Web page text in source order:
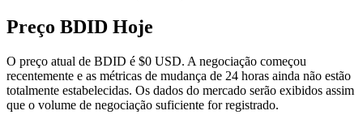
Futuros usando USDT como garantia
Preço BDID Hoje
O preço atual de BDID é $0 USD. A negociação começou
recentemente e as métricas de mudança de 24 horas ainda não estão
totalmente estabelecidas. Os dados do mercado serão exibidos assim
que o volume de negociação suficiente for registrado.